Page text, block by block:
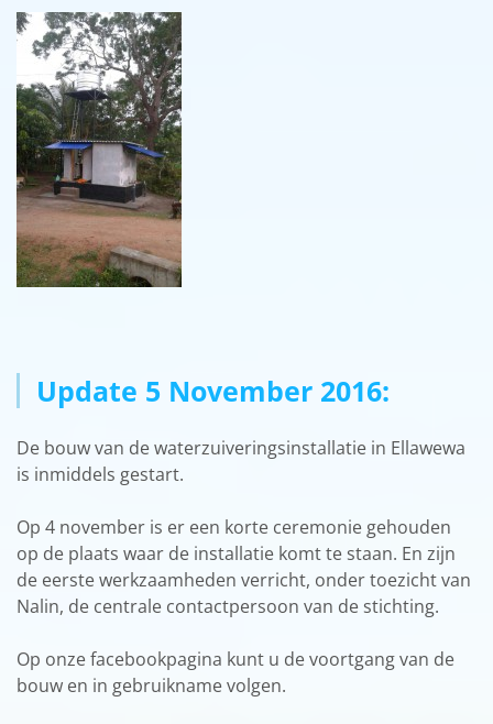
Update 5 November 2016:
De bouw van de waterzuiveringsinstallatie in Ellawewa
is inmiddels gestart.
Op 4 november is er een korte ceremonie gehouden
op de plaats waar de installatie komt te staan. En zijn
de eerste werkzaamheden verricht, onder toezicht van
Nalin, de centrale contactpersoon van de stichting.
Op onze facebookpagina kunt u de voortgang van de
bouw en in gebruikname volgen.